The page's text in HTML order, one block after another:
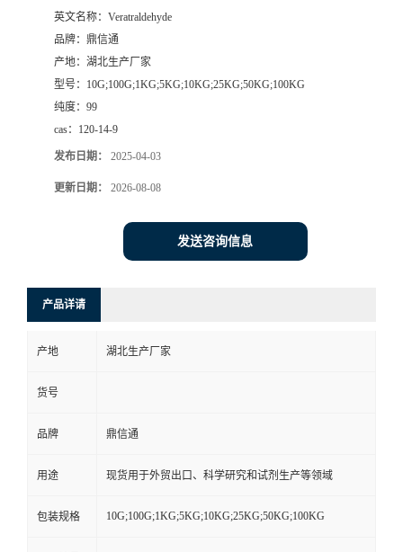
英文名称： Veratraldehyde
品牌： 鼎信通
产地： 湖北生产厂家
型号： 10G;100G;1KG;5KG;10KG;25KG;50KG;100KG
纯度： 99
cas： 120-14-9
发布日期： 2025-04-03
更新日期： 2026-08-08
发送咨询信息
产品详请
产地 湖北生产厂家
货号
品牌 鼎信通
用途 现货用于外贸出口、科学研究和试剂生产等领域
包装规格 10G;100G;1KG;5KG;10KG;25KG;50KG;100KG